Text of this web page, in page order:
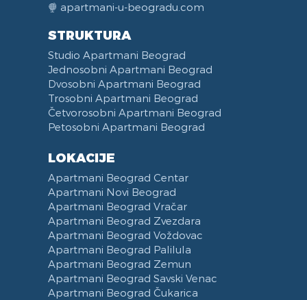
apartmani-u-beogradu.com
STRUKTURA
Studio Apartmani Beograd
Jednosobni Apartmani Beograd
Dvosobni Apartmani Beograd
Trosobni Apartmani Beograd
Četvorosobni Apartmani Beograd
Petosobni Apartmani Beograd
LOKACIJE
Apartmani Beograd Centar
Apartmani Novi Beograd
Apartmani Beograd Vračar
Apartmani Beograd Zvezdara
Apartmani Beograd Voždovac
Apartmani Beograd Palilula
Apartmani Beograd Zemun
Apartmani Beograd Savski Venac
Apartmani Beograd Čukarica